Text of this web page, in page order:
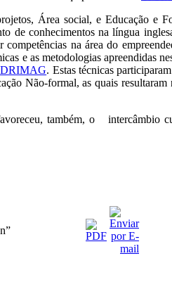
Área social, e Educação e
de conhecimentos na língua
na área do
e as metodologias apreendidas
. Estas técnicas
Não-formal, as quais
também, o intercâmbio